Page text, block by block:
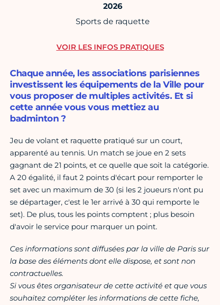
2026
Sports de raquette
Chaque année, les associations parisiennes
investissent les équipements de la Ville pour
vous proposer de multiples activités. Et si
cette année vous vous mettiez au
badminton ?
Jeu de volant et raquette pratiqué sur un court,
apparenté au tennis. Un match se joue en 2 sets
gagnant de 21 points, et ce quelle que soit la catégorie.
A 20 égalité, il faut 2 points d'écart pour remporter le
set avec un maximum de 30 (si les 2 joueurs n'ont pu
se départager, c'est le 1er arrivé à 30 qui remporte le
set). De plus, tous les points comptent ; plus besoin
d'avoir le service pour marquer un point.
Ces informations sont diffusées par la ville de Paris sur
la base des éléments dont elle dispose, et sont non
contractuelles.
Si vous êtes organisateur de cette activité et que vous
souhaitez compléter les informations de cette fiche,
VOIR LES INFOS PRATIQUES